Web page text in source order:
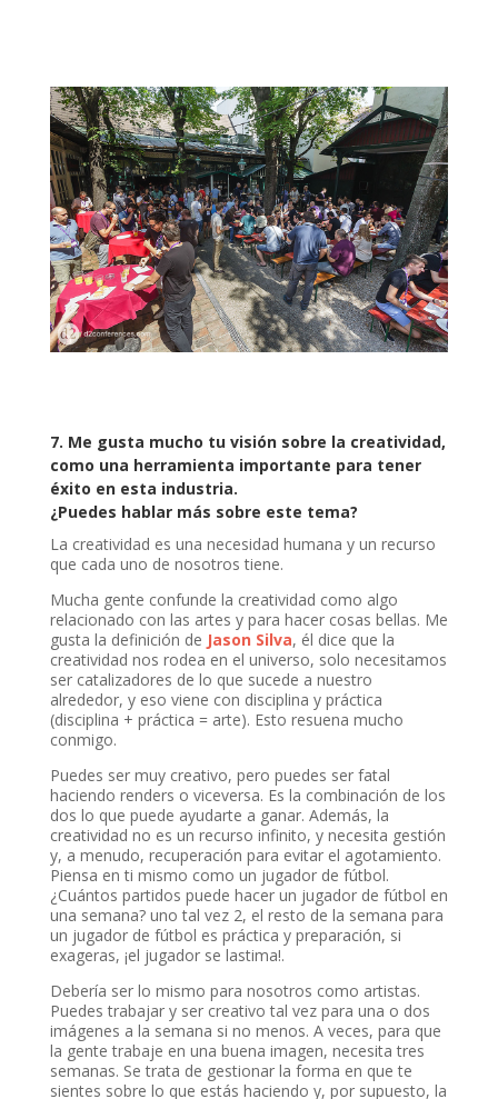
7. Me gusta mucho tu visión sobre la creatividad,
como una herramienta importante para tener
éxito en esta industria.
¿Puedes hablar más sobre este tema?
La creatividad es una necesidad humana y un recurso
que cada uno de nosotros tiene.
Mucha gente confunde la creatividad como algo
relacionado con las artes y para hacer cosas bellas. Me
gusta la definición de Jason Silva, él dice que la
creatividad nos rodea en el universo, solo necesitamos
ser catalizadores de lo que sucede a nuestro
alrededor, y eso viene con disciplina y práctica
(disciplina + práctica = arte). Esto resuena mucho
conmigo.
Puedes ser muy creativo, pero puedes ser fatal
haciendo renders o viceversa. Es la combinación de los
dos lo que puede ayudarte a ganar. Además, la
creatividad no es un recurso infinito, y necesita gestión
y, a menudo, recuperación para evitar el agotamiento.
Piensa en ti mismo como un jugador de fútbol.
¿Cuántos partidos puede hacer un jugador de fútbol en
una semana? uno tal vez 2, el resto de la semana para
un jugador de fútbol es práctica y preparación, si
exageras, ¡el jugador se lastima!.
Debería ser lo mismo para nosotros como artistas.
Puedes trabajar y ser creativo tal vez para una o dos
imágenes a la semana si no menos. A veces, para que
la gente trabaje en una buena imagen, necesita tres
semanas. Se trata de gestionar la forma en que te
sientes sobre lo que estás haciendo y, por supuesto, la